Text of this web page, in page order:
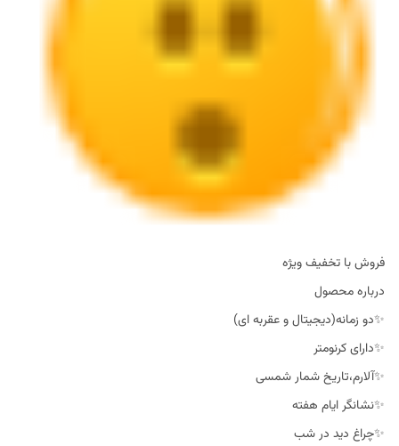
فروش با تخفیف ویژه
درباره محصول
✨دو زمانه(دیجیتال و عقربه ای)
✨دارای کرنومتر
✨آلارم،تاریخ شمار شمسی
✨نشانگر ایام هفته
✨چراغ دید در شب